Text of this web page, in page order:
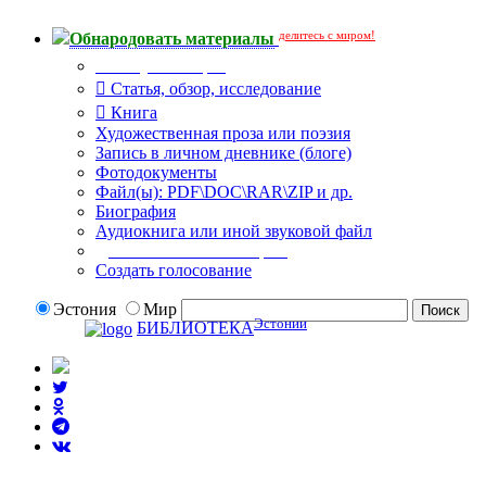
Обнародовать материалы делитесь с миром!
Статья, обзор, исследование
Книга
Художественная проза или поэзия
Запись в личном дневнике (блоге)
Фотодокументы
Файл(ы): PDF\DOC\RAR\ZIP и др.
Биография
Аудиокнига или иной звуковой файл
Создать голосование
Эстония
Мир
БИБЛИОТЕКАЭстонии